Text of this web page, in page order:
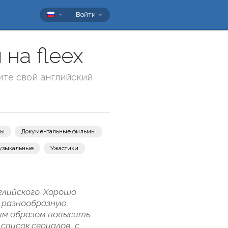
Войти
на fleex
свой английский
Документальные фильмы
Ужастики
Хорошо
образом повысить
сериалов, с